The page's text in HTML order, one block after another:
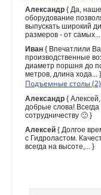
Александр { Да, наше
оборудование
выпускать широкий
размеров - от
Иван { Впечатлили
производственные
диаметр поршня до
метров, длина хода... }
Подъемные столы (2)
Александр {
добрые слова! Всегда
сотрудничеству 🙂 }
Алексей { Долгое
с Гидроластом.
всегда на высоте,... }